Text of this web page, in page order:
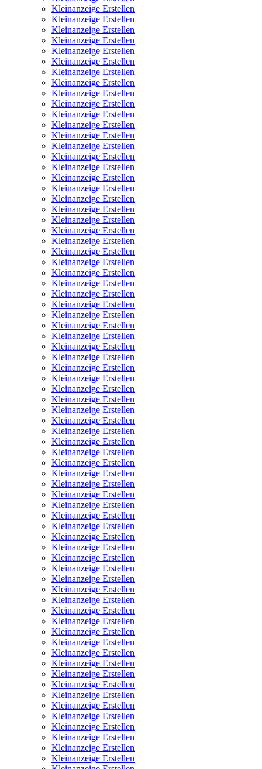
Kleinanzeige Erstellen
Kleinanzeige Erstellen
Kleinanzeige Erstellen
Kleinanzeige Erstellen
Kleinanzeige Erstellen
Kleinanzeige Erstellen
Kleinanzeige Erstellen
Kleinanzeige Erstellen
Kleinanzeige Erstellen
Kleinanzeige Erstellen
Kleinanzeige Erstellen
Kleinanzeige Erstellen
Kleinanzeige Erstellen
Kleinanzeige Erstellen
Kleinanzeige Erstellen
Kleinanzeige Erstellen
Kleinanzeige Erstellen
Kleinanzeige Erstellen
Kleinanzeige Erstellen
Kleinanzeige Erstellen
Kleinanzeige Erstellen
Kleinanzeige Erstellen
Kleinanzeige Erstellen
Kleinanzeige Erstellen
Kleinanzeige Erstellen
Kleinanzeige Erstellen
Kleinanzeige Erstellen
Kleinanzeige Erstellen
Kleinanzeige Erstellen
Kleinanzeige Erstellen
Kleinanzeige Erstellen
Kleinanzeige Erstellen
Kleinanzeige Erstellen
Kleinanzeige Erstellen
Kleinanzeige Erstellen
Kleinanzeige Erstellen
Kleinanzeige Erstellen
Kleinanzeige Erstellen
Kleinanzeige Erstellen
Kleinanzeige Erstellen
Kleinanzeige Erstellen
Kleinanzeige Erstellen
Kleinanzeige Erstellen
Kleinanzeige Erstellen
Kleinanzeige Erstellen
Kleinanzeige Erstellen
Kleinanzeige Erstellen
Kleinanzeige Erstellen
Kleinanzeige Erstellen
Kleinanzeige Erstellen
Kleinanzeige Erstellen
Kleinanzeige Erstellen
Kleinanzeige Erstellen
Kleinanzeige Erstellen
Kleinanzeige Erstellen
Kleinanzeige Erstellen
Kleinanzeige Erstellen
Kleinanzeige Erstellen
Kleinanzeige Erstellen
Kleinanzeige Erstellen
Kleinanzeige Erstellen
Kleinanzeige Erstellen
Kleinanzeige Erstellen
Kleinanzeige Erstellen
Kleinanzeige Erstellen
Kleinanzeige Erstellen
Kleinanzeige Erstellen
Kleinanzeige Erstellen
Kleinanzeige Erstellen
Kleinanzeige Erstellen
Kleinanzeige Erstellen
Kleinanzeige Erstellen